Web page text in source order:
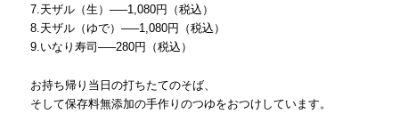
7.天ザル（生）—–1,080円（税込）
8.天ザル（ゆで）—–1,080円（税込）
9.いなり寿司—–280円（税込）
お持ち帰り当日の打ちたてのそば、
そして保存料無添加の手作りのつゆをおつけしています。